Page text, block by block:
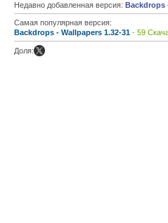
Недавно добавленная версия: Backdrops
Самая популярная версия:
Backdrops - Wallpapers 1.32-31 - 59
Доля: